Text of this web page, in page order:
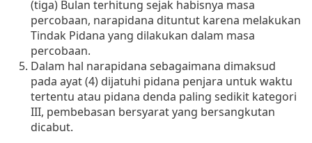
(tiga) Bulan terhitung sejak habisnya masa
percobaan, narapidana dituntut karena melakukan
Tindak Pidana yang dilakukan dalam masa
percobaan.
Dalam hal narapidana sebagaimana dimaksud
pada ayat (4) dijatuhi pidana penjara untuk waktu
tertentu atau pidana denda paling sedikit kategori
III, pembebasan bersyarat yang bersangkutan
dicabut.